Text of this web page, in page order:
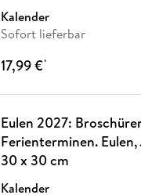
Kalender
Sofort lieferbar
17,99 €*
Eulen 2027:
Ferienterminen.
30 x 30 cm
Kalender